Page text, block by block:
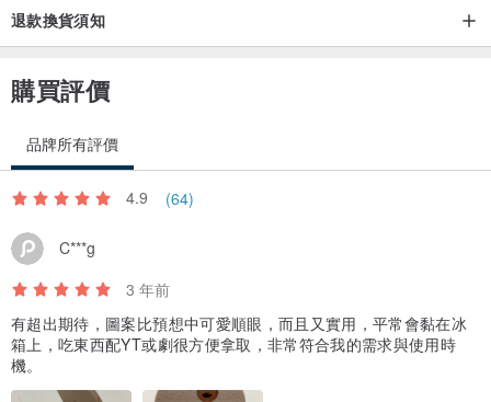
9. 新北 - 平溪天燈
10. 新北 - 淡水漁人碼頭www.pinkoi.com/product/cvDFbFh9
11. 高雄 - 愛河
12. 高雄 - 駁二藝術特區
13. 高雄 - 龍虎塔
14. 高雄 - 八五大樓www.pinkoi.com/product/SNMxC35B
15. 高雄 - 旗津www.pinkoi.com/product/29GZmsXv
退款換貨須知
購買評價
品牌所有評價
4.9 (64)
C***g
3 年前
有超出期待，圖案比預想中可愛順眼，而且又實用，平常會黏在冰
箱上，吃東西配YT或劇很方便拿取，非常符合我的需求與使用時
機。